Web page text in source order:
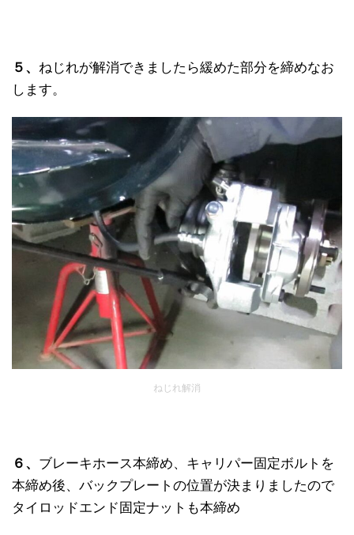
５、 ねじれが解消できましたら緩めた部分を締めなお
します。
ねじれ解消
６、 ブレーキホース本締め、キャリパー固定ボルトを
本締め後、バックプレートの位置が決まりましたので
タイロッドエンド固定ナットも本締め